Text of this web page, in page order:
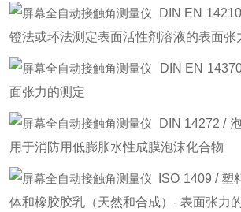
DIN EN
镫法或环法测定表面活性剂溶液的表面张
DIN EN
面张力的测定
DIN 14272 /
用于消防用低膨胀水性成膜泡沫化合物
ISO 1409 / 塑
体和橡胶胶乳（天然和合成）- 表面张力